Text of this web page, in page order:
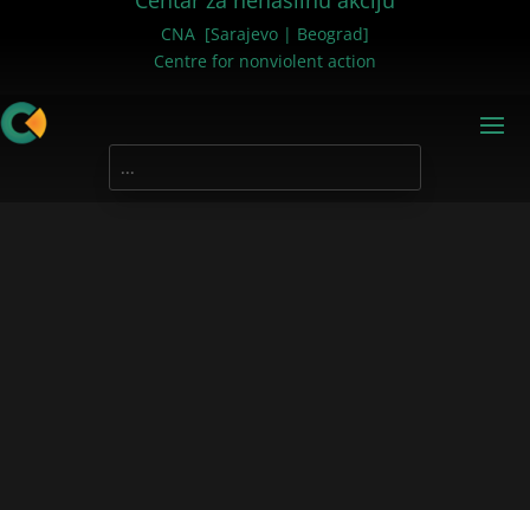
CNA [Sarajevo | Beograd]
Centre for nonviolent action